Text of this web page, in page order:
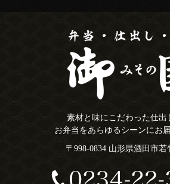
素材と味にこだわった仕出
お弁当をあらゆるシーンにお
〒998-0834 山形県酒田市若